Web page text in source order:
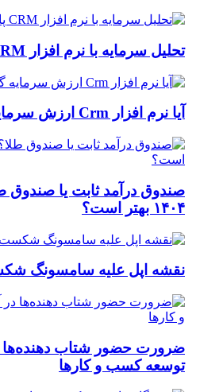
تحلیل سرمایه با نرم افزار CRM پارس ویتایگر
آیا نرم افزار Crm ارزش سرمایه گذاری دارد؟
صندوق درآمد ثابت یا صندوق
۱۴۰۴ بهتر است؟
نقشه اپل علیه سامسونگ
ضرورت حضور شتاب ‌دهنده‌ها
توسعه کسب‌ و کارها